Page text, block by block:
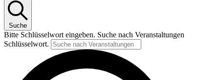
Suche
Bitte Schlüsselwort eingeben. Suche nach Veranstaltungen
Schlüsselwort.